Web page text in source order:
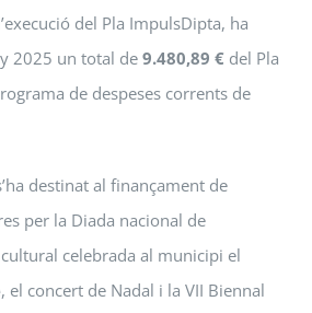
del Pla ImpulsDipta, ha
2025 un total de 9.480,89 € del Pla
de despeses corrents de
destinat al finançament de
per la Diada nacional de
celebrada al municipi el
, el concert de Nadal i la VII Biennal